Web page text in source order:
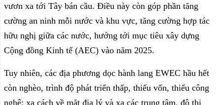
vươn xa tới Tây bán cầu. Điều này còn góp phần tăng
cường an ninh mỗi nước và khu vực, tăng cường hợp tác
hữu nghị giữa các nước, hướng tới mục tiêu xây dựng
Cộng đồng Kinh tế (AEC) vào năm 2025.
Tuy nhiên, các địa phương dọc hành lang EWEC hầu hết
còn nghèo, trình độ phát triển thấp, thiếu vốn, thiếu công
nghệ; xa cách về mặt địa lý và xa các trung tâm, đô thị